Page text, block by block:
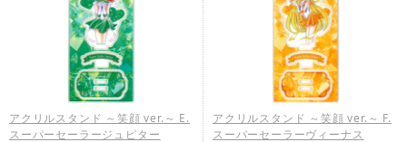
アクリルスタンド ～笑顔 ver.～ E.
スーパーセーラージュピター
アクリルスタンド ～笑顔 ver.～ F.
スーパーセーラーヴィーナス